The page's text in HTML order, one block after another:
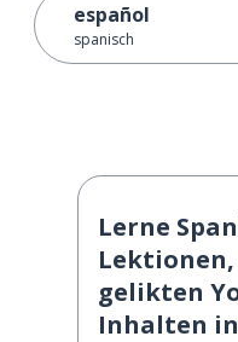
español
spanisch
Lerne
gelikten
Inhalten